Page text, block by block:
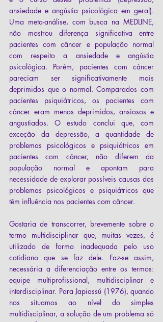
ansiedade e angústia psicológica em geral).
Uma meta-análise, com busca na MEDLINE,
não mostrou diferença significativa entre
pacientes com câncer e população normal
com respeito a ansiedade e angústia
psicológica. Porém, pacientes com câncer
pareciam ser significativamente mais
deprimidos que o normal. Comparados com
pacientes psiquiátricos, os pacientes com
câncer eram menos deprimidos, ansiosos e
angustiados. O estudo conclui que, com
exceção da depressão, a quantidade de
problemas psicológicos e psiquiátricos em
pacientes com câncer, não diferem da
população normal e apontam para
necessidade de explorar possíveis causas dos
problemas psicológicos e psiquiátricos que
têm influência nos pacientes com câncer.
Gostaria de transcorrer, brevemente sobre o
termo multidisciplinar que, muitas vezes, é
utilizado de forma inadequada pelo uso
cotidiano que se faz dele. Faz-se assim,
necessária a diferenciação entre os termos:
equipe multiprofissional, multidisciplinar e
interdisciplinar. Para Japiassú (1976), quando
nos situamos ao nível do simples
multidisciplinar, a solução de um problema só